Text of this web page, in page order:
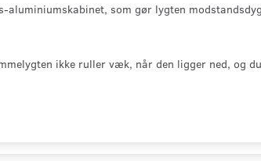
som gør lygten
ikke ruller væk, når den ligger ned, og